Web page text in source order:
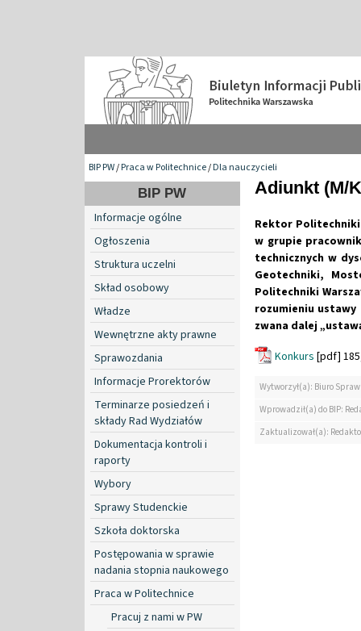
BIP PW/Praca w Politechnice/Dla nauczycieli
BIP PW
Informacje ogólne
Ogłoszenia
Struktura uczelni
Skład osobowy
Władze
Wewnętrzne akty prawne
Sprawozdania
Informacje Prorektorów
Terminarze posiedzeń i
składy Rad Wydziałów
Dokumentacja kontroli i
raporty
Wybory
Sprawy Studenckie
Szkoła doktorska
Postępowania w sprawie
nadania stopnia naukowego
Praca w Politechnice
Pracuj z nami w PW
Adiunkt (M/
Rektor Politechniki
w grupie
technicznych w
Geotechniki,
Politechniki
rozumieniu ustawy
zwana dalej
Konkurs [pdf]
Wytworzył(a): Biuro
Wprowadził(a) do BIP:
Zaktualizował(a):